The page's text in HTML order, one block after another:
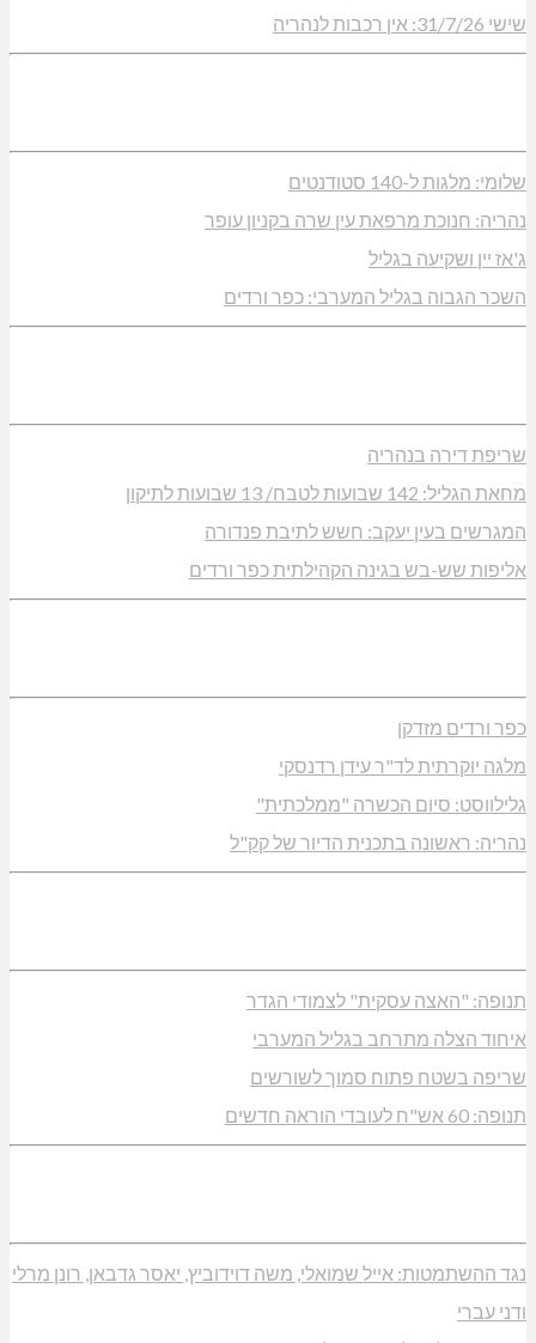
שישי 31/7/26: אין רכבות לנהריה
שלומי: מלגות ל-140 סטודנטים
נהריה: חנוכת מרפאת עין שרה בקניון עופר
ג'אז יין ושקיעה בגליל
השכר הגבוה בגליל המערבי: כפר ורדים
שריפת דירה בנהריה
מחאת הגליל: 142 שבועות לטבח/ 13 שבועות לתיקון
המגרשים בעין יעקב: חשש לתיבת פנדורה
אליפות שש-בש בגינה הקהילתית כפר ורדים
כפר ורדים מזדקן
מלגה יוקרתית לד"ר עידן רדנסקי
גלילווסט: סיום הכשרה "ממלכתית"
נהריה: ראשונה בתכנית הדיור של קק"ל
תנופה: "האצה עסקית" לצמודי הגדר
איחוד הצלה מתרחב בגליל המערבי
שריפה בשטח פתוח סמוך לשורשים
תנופה: 60 אש"ח לעובדי הוראה חדשים
נגד ההשתמטות: אייל שמואלי, משה דוידוביץ, יאסר גדבאן, רונן מרלי
ודני עברי